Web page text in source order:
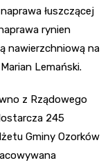
łuszczącej
rynien
nawierzchniową na
Lemański.
z Rządowego
245
Gminy Ozorków